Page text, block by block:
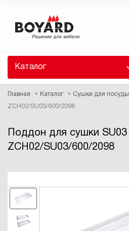
Каталог
Главная Каталог Сушки для посуды
ZCH02/SU03/600/2098
Поддон для сушки SU03
ZCH02/SU03/600/2098
Восстановление пароля
высланы вам по E-Mail.
ссылку для восстановления